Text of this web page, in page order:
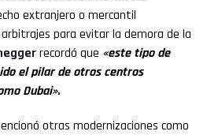
extranjero o mercantil
para evitar la demora de la
recordó que «este tipo de
el pilar de otros centros
Dubai».
otras modernizaciones como